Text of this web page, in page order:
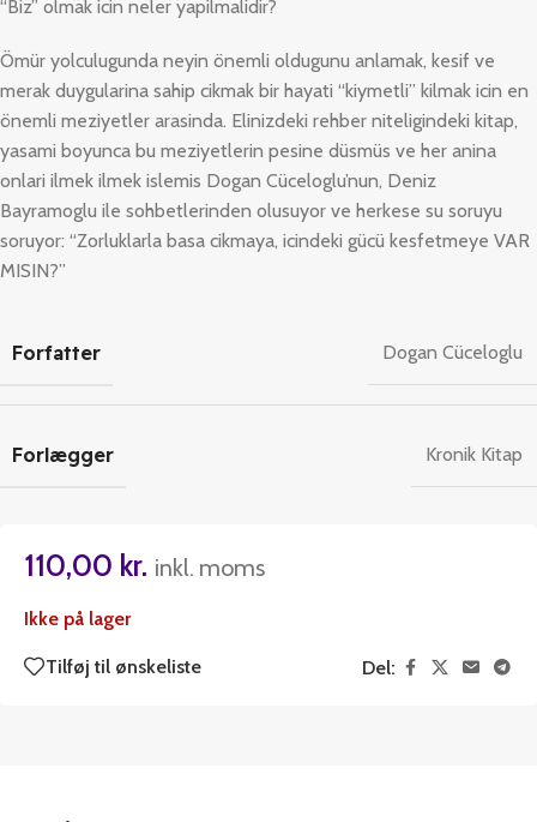
“Biz” olmak icin neler yapilmalidir?
Ömür yolculugunda neyin önemli oldugunu anlamak, kesif ve
merak duygularina sahip cikmak bir hayati “kiymetli” kilmak icin en
önemli meziyetler arasinda. Elinizdeki rehber niteligindeki kitap,
yasami boyunca bu meziyetlerin pesine düsmüs ve her anina
onlari ilmek ilmek islemis Dogan Cüceloglu’nun, Deniz
Bayramoglu ile sohbetlerinden olusuyor ve herkese su soruyu
soruyor: “Zorluklarla basa cikmaya, icindeki gücü kesfetmeye VAR
MISIN?”
Forfatter Dogan Cüceloglu
Forlægger Kronik Kitap
110,00 kr. inkl. moms
Ikke på lager
Tilføj til ønskeliste Del: